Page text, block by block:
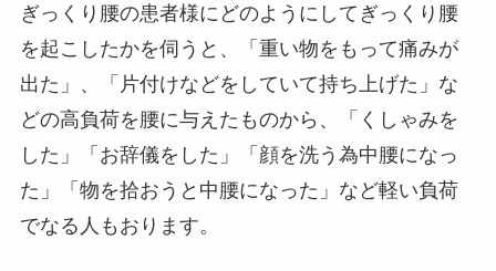
ぎっくり腰の患者様にどのようにしてぎっくり腰
を起こしたかを伺うと、「重い物をもって痛みが
出た」、「片付けなどをしていて持ち上げた」な
どの高負荷を腰に与えたものから、「くしゃみを
した」「お辞儀をした」「顔を洗う為中腰になっ
た」「物を拾おうと中腰になった」など軽い負荷
でなる人もおります。